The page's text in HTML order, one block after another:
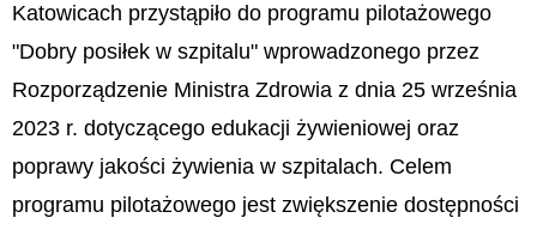
Katowicach przystąpiło do programu pilotażowego
"Dobry posiłek w szpitalu" wprowadzonego przez
Rozporządzenie Ministra Zdrowia z dnia 25 września
2023 r. dotyczącego edukacji żywieniowej oraz
poprawy jakości żywienia w szpitalach. Celem
programu pilotażowego jest zwiększenie dostępności